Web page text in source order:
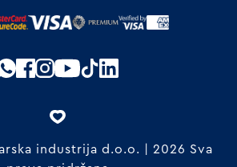
industrija d.o.o. | 2026 Sva